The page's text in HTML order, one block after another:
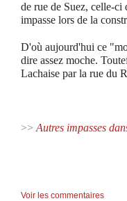
de rue de Suez, celle-ci
impasse lors de la
D'où aujourd'hui ce
dire assez moche.
Lachaise par la rue du
>> Autres impasses
Voir les commentaires